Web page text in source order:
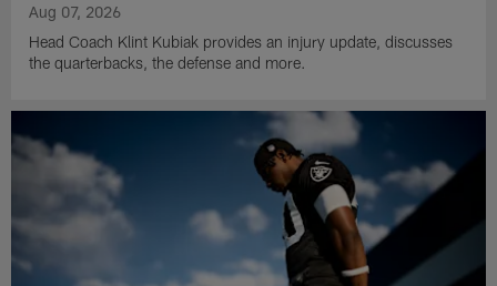
Aug 07, 2026
Head Coach Klint Kubiak provides an injury update, discusses
the quarterbacks, the defense and more.